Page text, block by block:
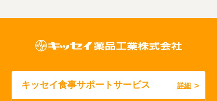
キッセイ食事サポートサービス 詳細